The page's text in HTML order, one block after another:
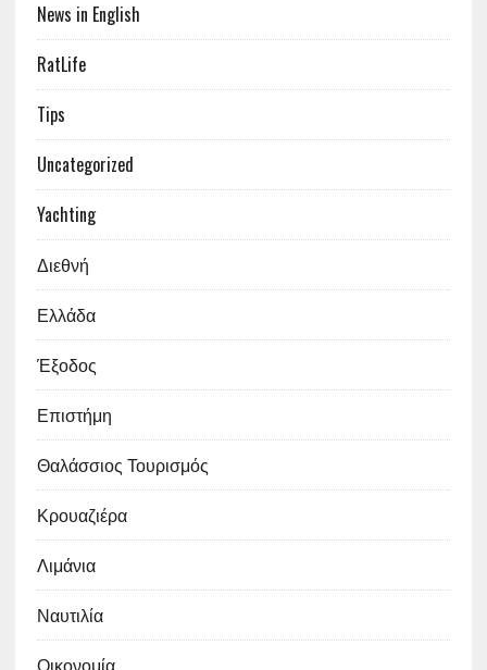
News in English
RatLife
Tips
Uncategorized
Yachting
Διεθνή
Ελλάδα
Έξοδος
Επιστήμη
Θαλάσσιος Τουρισμός
Κρουαζιέρα
Λιμάνια
Ναυτιλία
Οικονομία